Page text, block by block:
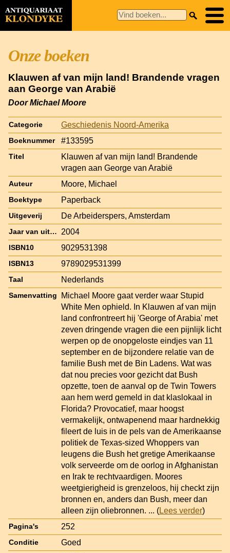
Onze boeken
Klauwen af van mijn land! Brandende vragen
aan George van Arabië
Door Michael Moore
Categorie Geschiedenis Noord-Amerika
Boeknummer #133595
Titel
Klauwen af van mijn land! Brandende
vragen aan George van Arabië
Auteur Moore, Michael
Boektype Paperback
Uitgeverij De Arbeiderspers, Amsterdam
Jaar van uitgave 2004
ISBN10 9029531398
ISBN13 9789029531399
Taal Nederlands
Samenvatting
Michael Moore gaat verder waar Stupid
White Men ophield. In Klauwen af van mijn
land confrontreert hij 'George of Arabia' met
zeven dringende vragen die een pijnlijk licht
werpen op de onopgeloste eindjes van 11
september en de bijzondere relatie van de
familie Bush met de Bin Ladens. Wat was
dat nou precies voor gezicht dat Bush
opzette, toen de aanval op de Twin Towers
aan hem werd gemeld in dat klaslokaal in
Florida? Provocatief, maar hoogst
vermakelijk, ontwapenend maar hardnekkig
fileert de luis in de pels van de Amerikaanse
politiek de Texas-sized Whoppers van
leugens die Bush het gretige Amerikaanse
volk serveerde om de oorlog in Afghanistan
en Irak te rechtvaardigen. Moores
weetgierigheid is grenzeloos, hij checkt zijn
bronnen en, anders dan Bush, meer dan
alleen zijn oliebronnen. ... (Lees verder)
Pagina's 252
Conditie Goed